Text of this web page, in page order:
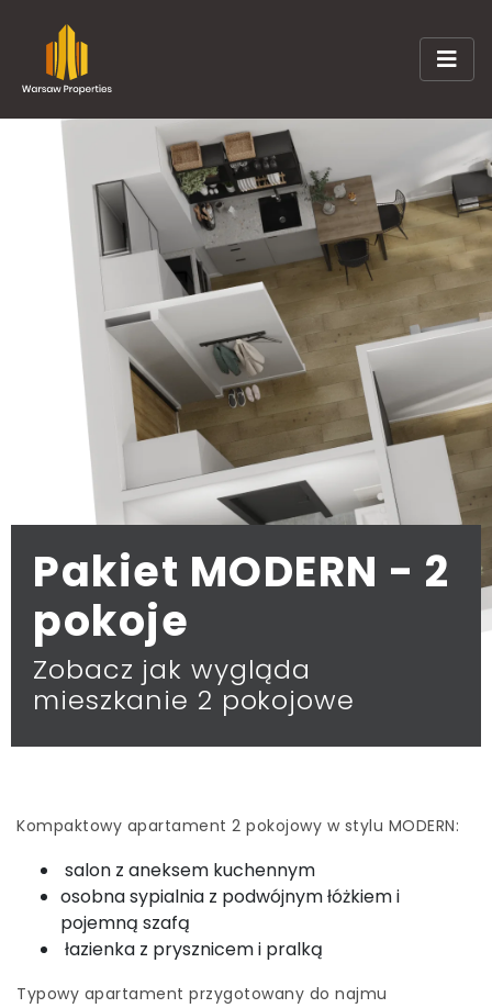
Pakiet MODERN - 2
pokoje
Zobacz jak wygląda
mieszkanie 2 pokojowe
Kompaktowy apartament 2 pokojowy w stylu MODERN:
salon z aneksem kuchennym
osobna sypialnia z podwójnym łóżkiem i
pojemną szafą
łazienka z prysznicem i pralką
Typowy apartament przygotowany do najmu